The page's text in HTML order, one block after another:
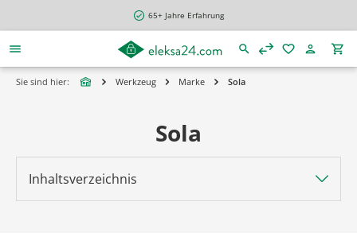
65+ Jahre Erfahrung
Sie sind hier: Werkzeug Marke Sola
Inhaltsverzeichnis
Sola